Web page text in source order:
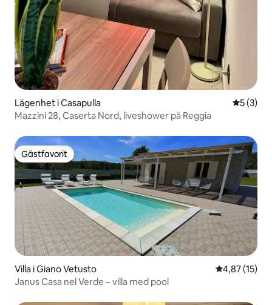
Lägenhet i Casapulla 5 av 5 i
5 (3)
Mazzini 28, Caserta Nord, liveshower på Reggia
Gästfavorit
Gästfavorit
Villa i Giano Vetusto 4,87 av 5 i
4,87 (15)
Janus Casa nel Verde – villa med pool